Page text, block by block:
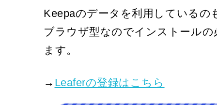
Keepaのデータを利用しているの
ブラウザ型なのでインストール
ます。
→ Leaferの登録はこちら